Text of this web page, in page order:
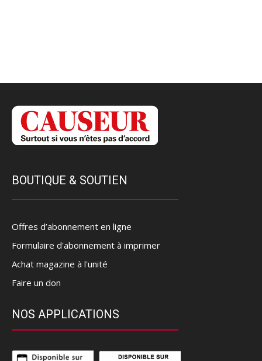
BOUTIQUE & SOUTIEN
Offres d’abonnement en ligne
Formulaire d'abonnement à imprimer
Achat magazine à l'unité
Faire un don
NOS APPLICATIONS